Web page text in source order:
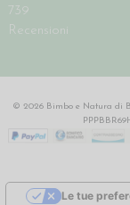
739
Recensioni
© 2026 Bimbo e Natura di
Le tue